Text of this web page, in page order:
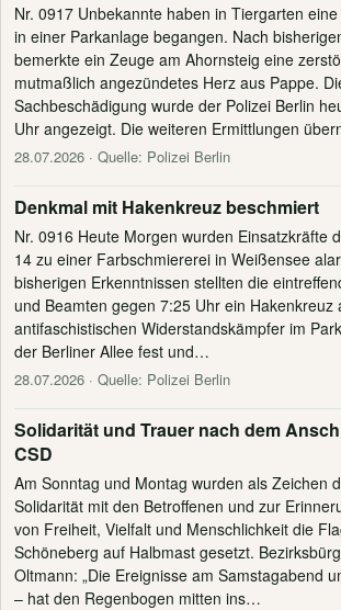
Nr. 0917 Unbekannte haben in Tiergarten
in einer Parkanlage begangen. Nach
bemerkte ein Zeuge am Ahornsteig eine
mutmaßlich angezündetes Herz aus Pappe.
Sachbeschädigung wurde der Polizei Berlin
Uhr angezeigt. Die weiteren Ermittlungen
28.07.2026 · Quelle: Polizei Berlin
Denkmal mit Hakenkreuz beschmiert
Nr. 0916 Heute Morgen wurden Einsatzkräfte
14 zu einer Farbschmiererei in Weißensee
bisherigen Erkenntnissen stellten die
und Beamten gegen 7:25 Uhr ein Hakenkreuz
antifaschistischen Widerstandskämpfer im
der Berliner Allee fest und…
28.07.2026 · Quelle: Polizei Berlin
Solidarität und Trauer nach dem
CSD
Am Sonntag und Montag wurden als Zeichen
Solidarität mit den Betroffenen und zur
von Freiheit, Vielfalt und Menschlichkeit die
Schöneberg auf Halbmast gesetzt.
Oltmann: „Die Ereignisse am Samstagabend
– hat den Regenbogen mitten ins…